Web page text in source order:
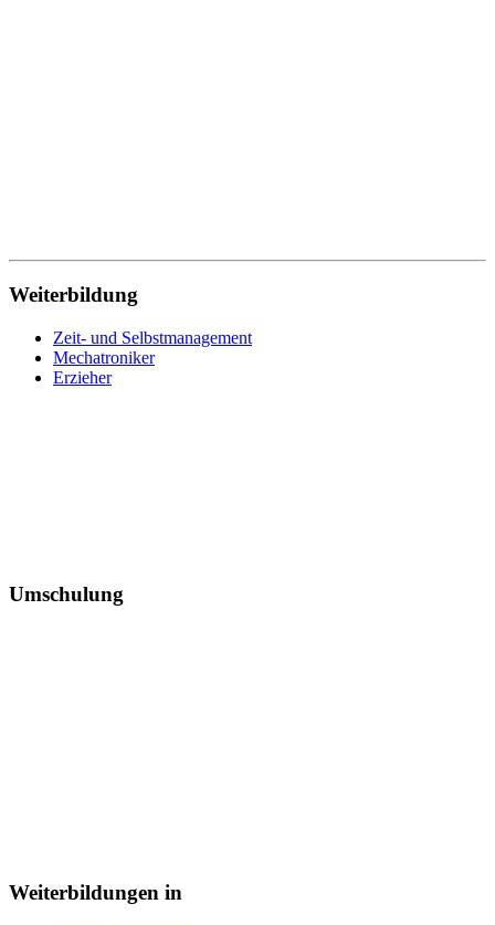
Weiterbildung
Zeit- und Selbstmanagement
Mechatroniker
Erzieher
Umschulung
Weiterbildungen in